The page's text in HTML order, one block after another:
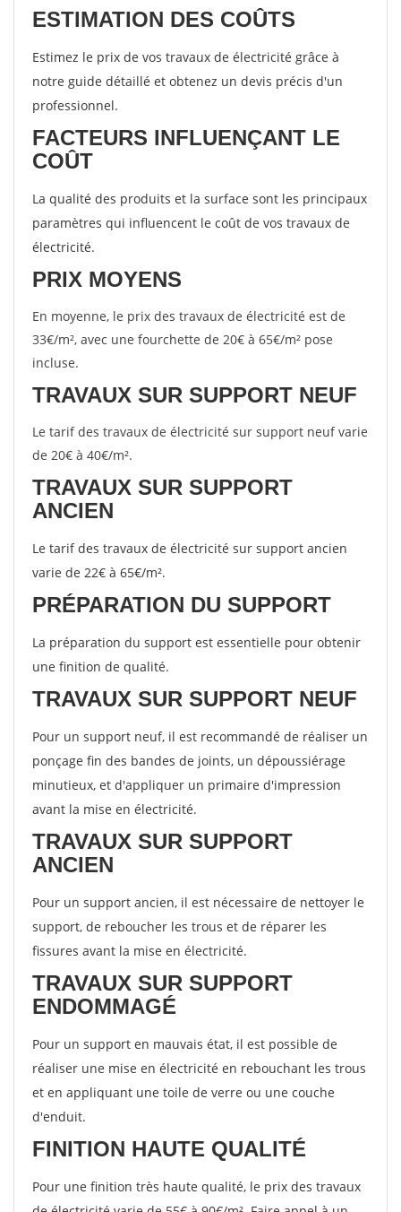
ESTIMATION DES COÛTS
Estimez le prix de vos travaux de électricité grâce à
notre guide détaillé et obtenez un devis précis d'un
professionnel.
FACTEURS INFLUENÇANT LE
COÛT
La qualité des produits et la surface sont les principaux
paramètres qui influencent le coût de vos travaux de
électricité.
PRIX MOYENS
En moyenne, le prix des travaux de électricité est de
33€/m², avec une fourchette de 20€ à 65€/m² pose
incluse.
TRAVAUX SUR SUPPORT NEUF
Le tarif des travaux de électricité sur support neuf varie
de 20€ à 40€/m².
TRAVAUX SUR SUPPORT
ANCIEN
Le tarif des travaux de électricité sur support ancien
varie de 22€ à 65€/m².
PRÉPARATION DU SUPPORT
La préparation du support est essentielle pour obtenir
une finition de qualité.
TRAVAUX SUR SUPPORT NEUF
Pour un support neuf, il est recommandé de réaliser un
ponçage fin des bandes de joints, un dépoussiérage
minutieux, et d'appliquer un primaire d'impression
avant la mise en électricité.
TRAVAUX SUR SUPPORT
ANCIEN
Pour un support ancien, il est nécessaire de nettoyer le
support, de reboucher les trous et de réparer les
fissures avant la mise en électricité.
TRAVAUX SUR SUPPORT
ENDOMMAGÉ
Pour un support en mauvais état, il est possible de
réaliser une mise en électricité en rebouchant les trous
et en appliquant une toile de verre ou une couche
d'enduit.
FINITION HAUTE QUALITÉ
Pour une finition très haute qualité, le prix des travaux